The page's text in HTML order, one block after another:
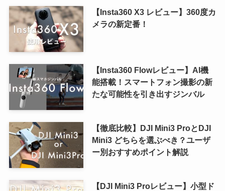
【Insta360 X3 レビュー】360度カ
メラの新定番！
【Insta360 Flowレビュー】AI機
能搭載！スマートフォン撮影の新
たな可能性を引き出すジンバル
【徹底比較】DJI Mini3 ProとDJI
Mini3 どちらを選ぶべき？ユーザ
ー別おすすめポイント解説
【DJI Mini3 Proレビュー】小型ド